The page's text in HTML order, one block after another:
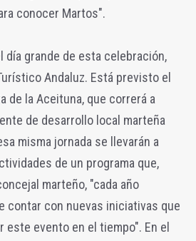
conocer Martos".
día grande de esta celebración,
Andaluz. Está previsto el
de la Aceituna, que correrá a
de desarrollo local marteña
misma jornada se llevarán a
de un programa que,
marteño, "cada año
contar con nuevas iniciativas que
este evento en el tiempo". En el